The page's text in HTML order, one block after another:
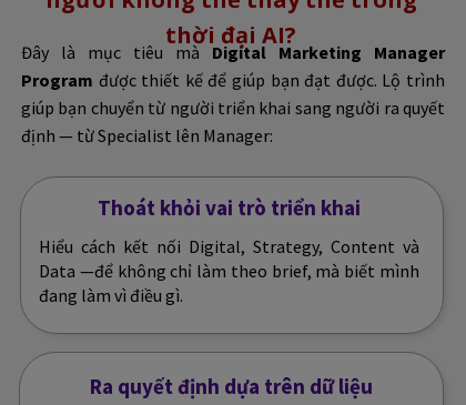
Đây là mục tiêu mà Digital Marketing Manager
Program được thiết kế để giúp bạn đạt được. Lộ trình
giúp bạn chuyển từ người triển khai sang người ra quyết
định — từ Specialist lên Manager:
thời đại AI?
Ra quyết định dựa trên dữ liệu
Hiểu cách kết nối Digital, Strategy, Content và
Data —để không chỉ làm theo brief, mà biết mình
đang làm vì điều gì.
Thoát khỏi vai trò triển khai